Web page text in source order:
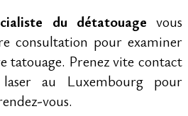
du détatouage vous
consultation pour examiner
tatouage. Prenez vite contact
au Luxembourg pour
vous.